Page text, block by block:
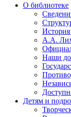
О библиотеке
А.А.
Наши
Детям и